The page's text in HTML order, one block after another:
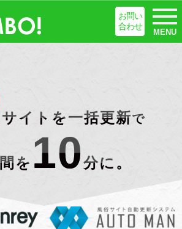
MENU
お問い
合わせ
サイトを一括更新で
を 10分に。